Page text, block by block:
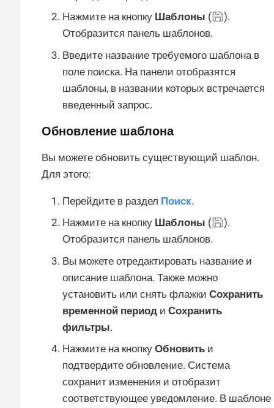
Нажмите на кнопку Шаблоны (
).
Отобразится панель шаблонов.
Введите название требуемого шаблона в
поле поиска. На панели отобразятся
шаблоны, в названии которых встречается
введенный запрос.
Обновление шаблона
Вы можете обновить существующий шаблон.
Для этого:
Перейдите в раздел Поиск.
Нажмите на кнопку Шаблоны (
).
Отобразится панель шаблонов.
Вы можете отредактировать название и
описание шаблона. Также можно
установить или снять флажки Сохранить
временной период и Сохранить
фильтры.
Нажмите на кнопку Обновить и
подтвердите обновление. Система
сохранит изменения и отобразит
соответствующее уведомление. В шаблоне